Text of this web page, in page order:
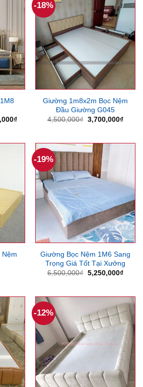
₫Giá
13,800,000₫.
-18%
Giường 1m8x2m Bọc Nệm
Đầu Giường G045
4,500,000₫ Giá
3,700,000₫Giá
-19%
Giường Bọc Nệm 1M6 Sang
Trọng Giá Tốt Tại Xưởng
6,500,000₫ Giá
5,250,000₫Giá
-12%